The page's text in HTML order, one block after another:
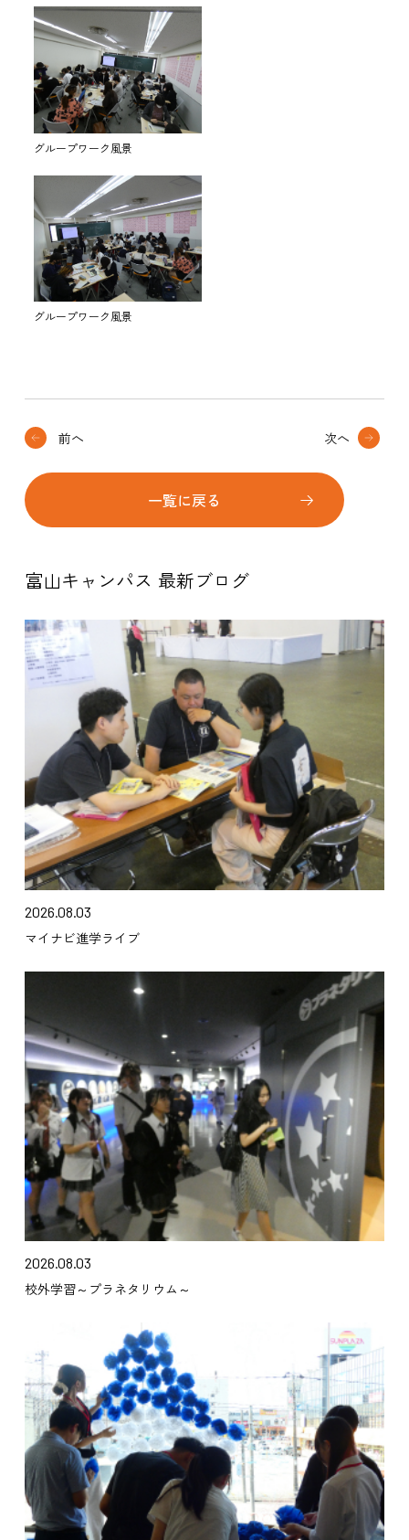
グループワーク風景
グループワーク風景
前へ
一覧に戻る
次へ
富山キャンパス 最新ブログ
2026.08.03
マイナビ進学ライブ
2026.08.03
校外学習～プラネタリウム～